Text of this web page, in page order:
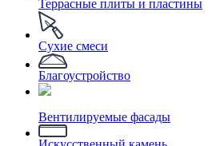
Террасные плиты и пластины
Сухие смеси
Благоустройство
Вентилируемые фасады